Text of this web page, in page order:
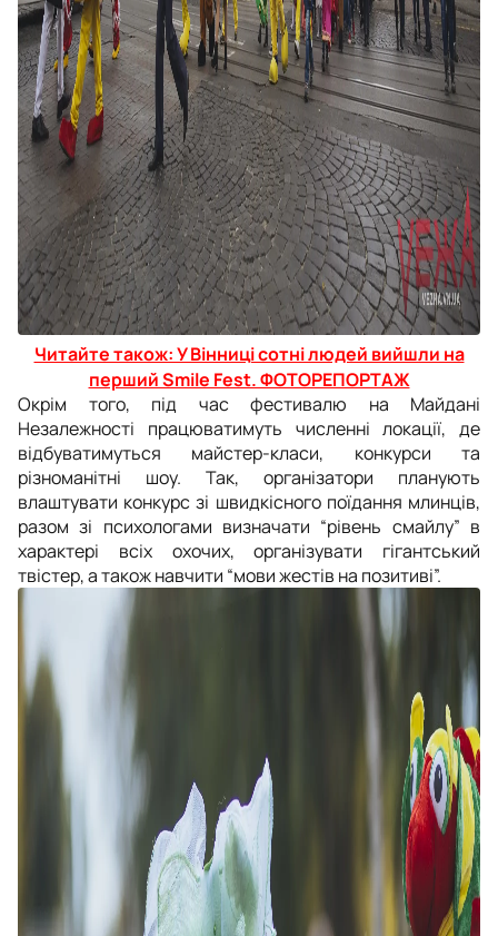
Читайте також: У Вінниці сотні людей вийшли на
перший Smile Fest. ФОТОРЕПОРТАЖ
Окрім того, під час фестивалю на Майдані
Незалежності працюватимуть численні локації, де
відбуватимуться майстер-класи, конкурси та
різноманітні шоу. Так, організатори планують
влаштувати конкурс зі швидкісного поїдання млинців,
разом зі психологами визначати “рівень смайлу” в
характері всіх охочих, організувати гігантський
твістер, а також навчити “мови жестів на позитиві”.